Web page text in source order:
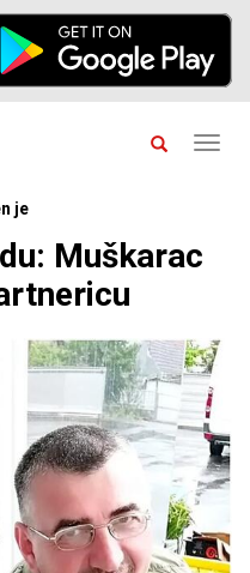
je
Muškarac